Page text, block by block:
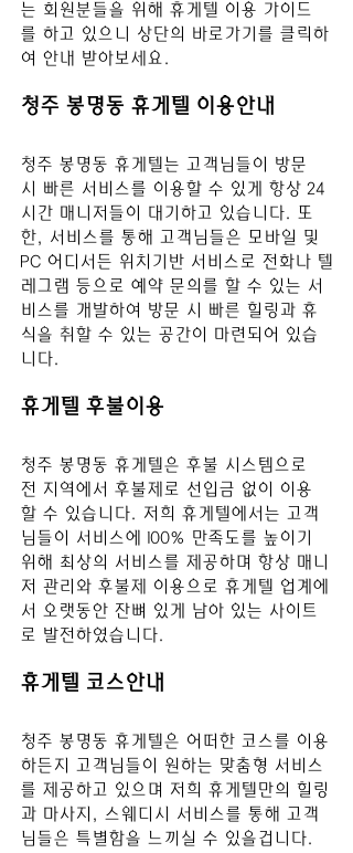
는 회원분들을 위해 휴게텔 이용 가이드
를 하고 있으니 상단의 바로가기를 클릭하
여 안내 받아보세요.
청주 봉명동 휴게텔 이용안내
청주 봉명동 휴게텔는 고객님들이 방문
시 빠른 서비스를 이용할 수 있게 항상 24
시간 매니저들이 대기하고 있습니다. 또
한, 서비스를 통해 고객님들은 모바일 및
PC 어디서든 위치기반 서비스로 전화나 텔
레그램 등으로 예약 문의를 할 수 있는 서
비스를 개발하여 방문 시 빠른 힐링과 휴
식을 취할 수 있는 공간이 마련되어 있습
니다.
휴게텔 후불이용
청주 봉명동 휴게텔은 후불 시스템으로
전 지역에서 후불제로 선입금 없이 이용
할 수 있습니다. 저희 휴게텔에서는 고객
님들이 서비스에 100% 만족도를 높이기
위해 최상의 서비스를 제공하며 항상 매니
저 관리와 후불제 이용으로 휴게텔 업계에
서 오랫동안 잔뼈 있게 남아 있는 사이트
로 발전하였습니다.
휴게텔 코스안내
청주 봉명동 휴게텔은 어떠한 코스를 이용
하든지 고객님들이 원하는 맞춤형 서비스
를 제공하고 있으며 저희 휴게텔만의 힐링
과 마사지, 스웨디시 서비스를 통해 고객
님들은 특별함을 느끼실 수 있을겁니다.